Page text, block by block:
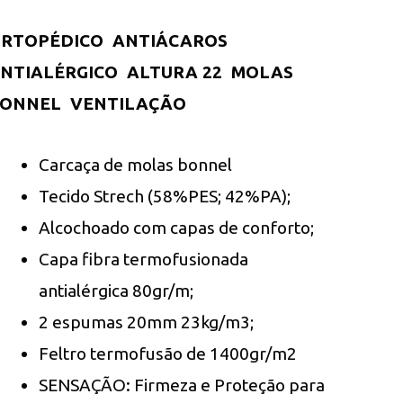
 ANTIÁCAROS 
 ALTURA 22  MOLAS
 VENTILAÇÃO
Carcaça de molas bonnel
Tecido Strech (58%PES; 42%PA);
Alcochoado com capas de conforto;
Capa fibra termofusionada
antialérgica 80gr/m;
2 espumas 20mm 23kg/m3;
Feltro termofusão de 1400gr/m2
SENSAÇÃO: Firmeza e Proteção para